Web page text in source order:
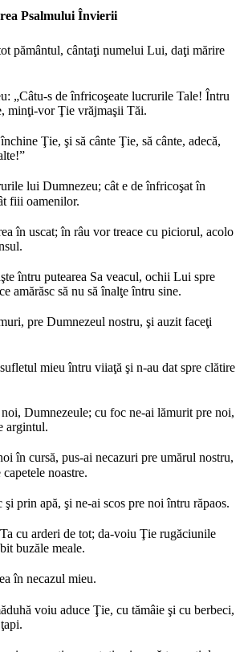
Psalmului Învierii
pământul, cântaţi numelui Lui, daţi mărire
„Câtu-s de înfricoşeate lucrurile Tale! Întru
minţi-vor Ţie vrăjmaşii Tăi.
Ţie, şi să cânte Ţie, să cânte, adecă,
lui Dumnezeu; cât e de înfricoşat în
fiii oamenilor.
în uscat; în râu vor treace cu piciorul, acolo
întru putearea Sa veacul, ochii Lui spre
amărăsc să nu să înalţe întru sine.
pre Dumnezeul nostru, şi auzit faceţi
mieu întru viiaţă şi n-au dat spre clătire
Dumnezeule; cu foc ne-ai lămurit pre noi,
argintul.
în cursă, pus-ai necazuri pre umărul nostru,
noastre.
prin apă, şi ne-ai scos pre noi întru răpaos.
cu arderi de tot; da-voiu Ţie rugăciunile
buzăle meale.
în necazul mieu.
voiu aduce Ţie, cu tămâie şi cu berbeci,